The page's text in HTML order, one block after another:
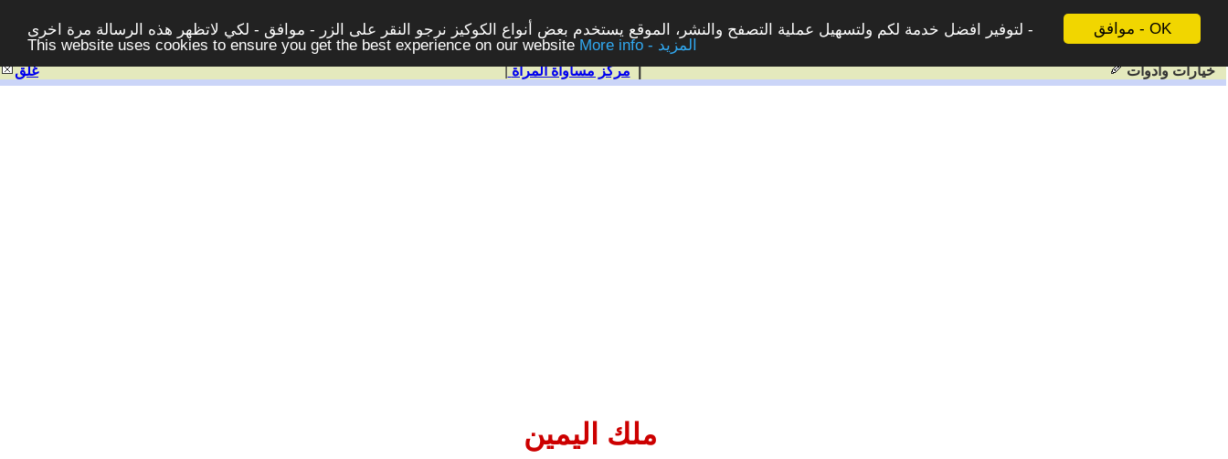
موافق - OK
لتوفير افضل خدمة لكم ولتسهيل عملية التصفح والنشر، الموقع يستخدم بعض أنواع الكوكيز نرجو النقر على الزر - موافق - لكي لاتظهر هذه الرسالة مرة اخرى -
This website uses cookies to ensure you get the best experience on our website
More info - المزيد
غلق | مركز مساواة المرأة| خيارات وادوات
ملك اليمين